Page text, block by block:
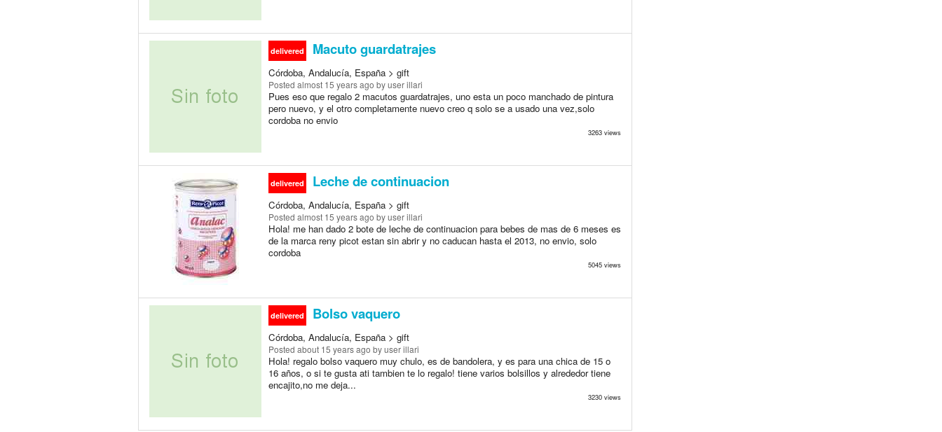
delivered Macuto guardatrajes
Córdoba, Andalucía, España > gift
Posted almost 15 years ago by user illari
Pues eso que regalo 2 macutos guardatrajes, uno esta un poco manchado de pintura
pero nuevo, y el otro completamente nuevo creo q solo se a usado una vez,solo
cordoba no envio
3263 views
delivered Leche de continuacion
Córdoba, Andalucía, España > gift
Posted almost 15 years ago by user illari
Hola! me han dado 2 bote de leche de continuacion para bebes de mas de 6 meses es
de la marca reny picot estan sin abrir y no caducan hasta el 2013, no envio, solo
cordoba
5045 views
delivered Bolso vaquero
Córdoba, Andalucía, España > gift
Posted about 15 years ago by user illari
Hola! regalo bolso vaquero muy chulo, es de bandolera, y es para una chica de 15 o
16 años, o si te gusta ati tambien te lo regalo! tiene varios bolsillos y alrededor tiene
encajito,no me deja...
3230 views